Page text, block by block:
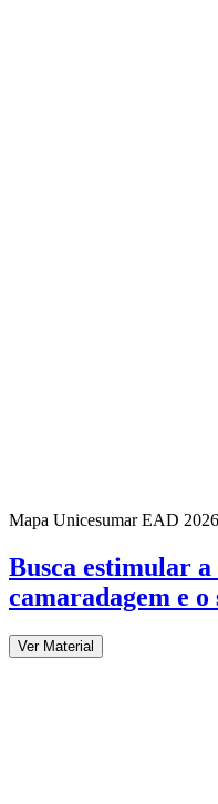
Mapa Unicesumar EAD 2026
Busca estimular
camaradagem e
Ver Material